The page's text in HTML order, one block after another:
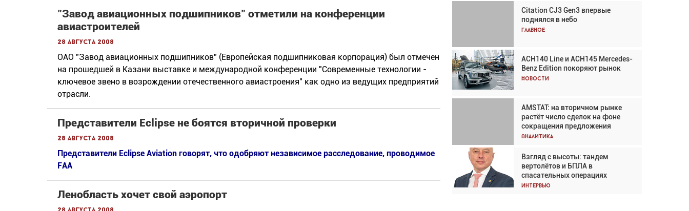
"Завод авиационных подшипников" отметили на конференции
авиастроителей
28 августа 2008
ОАО "Завод авиационных подшипников" (Европейская подшипниковая корпорация) был отмечен
на прошедшей в Казани выставке и международной конференции "Современные технологии -
ключевое звено в возрождении отечественного авиастроения" как одно из ведущих предприятий
отрасли.
Представители Eclipse не боятся вторичной проверки
28 августа 2008
Представители Eclipse Aviation говорят, что одобряют независимое расследование, проводимое
FAA
Ленобласть хочет свой аэропорт
Citation CJ3 Gen3 впервые
поднялся в небо
Главное
ACH140 Line и ACH145 Mercedes-
Benz Edition покоряют рынок
Новости
AMSTAT: на вторичном рынке
растёт число сделок на фоне
сокращения предложения
Аналитика
Взгляд с высоты: тандем
вертолётов и БПЛА в
спасательных операциях
Интервью
Взгляд с высоты: тандем
вертолётов и БПЛА в
спасательных операциях
Авиационный фотограф Дэйв
Кох: «Фотография говорит сама
за себя... а ИИ всё портит»
AMSTAT: на вторичном рынке
растёт число сделок на фоне
сокращения предложения
Аналитика
Частный самолёт – это актив.
Подходите к покупке
соответствующим образом
Интервью